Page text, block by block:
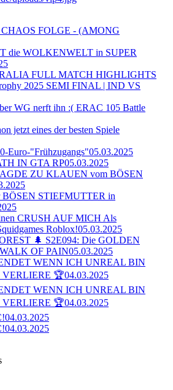
FOLGE - (AMONG
die WOLKENWELT in SUPER
FULL MATCH HIGHLIGHTS
2025 SEMI FINAL | IND VS
WG nerft ihn :( ERAC 105 Battle
jetzt eines der besten Spiele
Euro-"Frühzugangs"05.03.2025
IN GTA RP05.03.2025
ZU KLAUEN vom BÖSEN
STIEFMUTTER in
CRUSH AUF MICH Als
Roblox!05.03.2025
🌲 S2E094: Die GOLDEN
OF PAIN05.03.2025
WENN ICH UNREAL BIN
VERLIERE 🏆04.03.2025
WENN ICH UNREAL BIN
VERLIERE 🏆04.03.2025
04.03.2025
04.03.2025